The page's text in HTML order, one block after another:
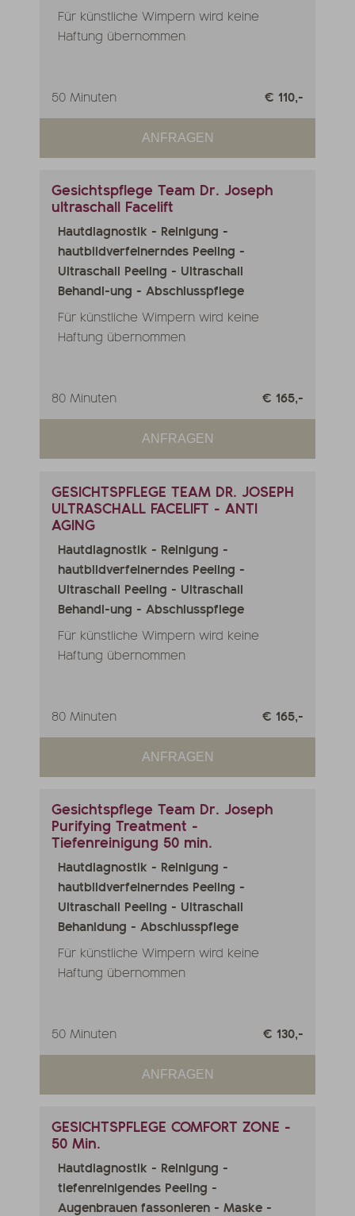
Für künstliche Wimpern wird keine
Haftung übernommen
50 Minuten € 110,-
ANFRAGEN
Gesichtspflege Team Dr. Joseph
ultraschall Facelift
Hautdiagnostik - Reinigung -
hautbildverfeinerndes Peeling -
Ultraschall Peeling - Ultraschall
Behandl-ung - Abschlusspflege
Für künstliche Wimpern wird keine
Haftung übernommen
80 Minuten € 165,-
ANFRAGEN
GESICHTSPFLEGE TEAM DR. JOSEPH
ULTRASCHALL FACELIFT - ANTI
AGING
Hautdiagnostik - Reinigung -
hautbildverfeinerndes Peeling -
Ultraschall Peeling - Ultraschall
Behandl-ung - Abschlusspflege
Für künstliche Wimpern wird keine
Haftung übernommen
80 Minuten € 165,-
ANFRAGEN
Gesichtspflege Team Dr. Joseph
Purifying Treatment -
Tiefenreinigung 50 min.
Hautdiagnostik - Reinigung -
hautbildverfeinerndes Peeling -
Ultraschall Peeling - Ultraschall
Behanldung - Abschlusspflege
Für künstliche Wimpern wird keine
Haftung übernommen
50 Minuten € 130,-
ANFRAGEN
GESICHTSPFLEGE COMFORT ZONE -
50 Min.
Hautdiagnostik - Reinigung -
tiefenreinigendes Peeling -
Augenbrauen fassonieren - Maske -